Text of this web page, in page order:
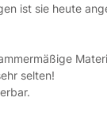
ist sie heute
selten!